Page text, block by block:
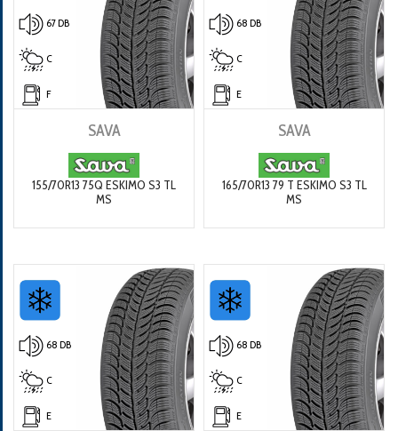
67 DB
C
F
SAVA
155/70R13 75Q ESKIMO S3 TL
MS
68 DB
C
E
SAVA
165/70R13 79 T ESKIMO S3 TL
MS
68 DB
C
E
68 DB
C
E